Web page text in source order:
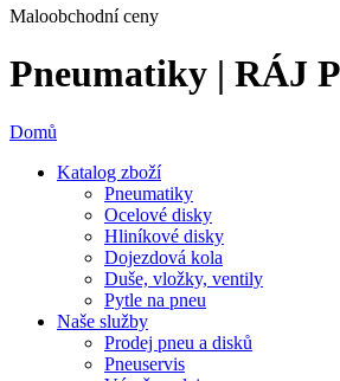
Maloobchodní ceny
Pneumatiky | RÁJ
Domů
Katalog zboží
Pneumatiky
Ocelové disky
Hliníkové disky
Dojezdová kola
Duše, vložky, ventily
Pytle na pneu
Naše služby
Prodej pneu a disků
Pneuservis